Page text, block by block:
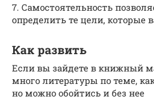
7. Самостоятельность
определить те цели,
Как развить
Если вы зайдете в книжный
много литературы по теме,
но можно обойтись и без нее